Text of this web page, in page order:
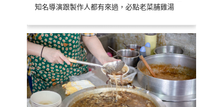
知名導演跟製作人都有來過，必點老菜脯雞湯